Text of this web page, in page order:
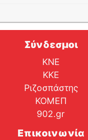
Σύνδεσμοι
ΚΝΕ
ΚΚΕ
Ριζοσπάστης
ΚΟΜΕΠ
902.gr
Επικοινωνία